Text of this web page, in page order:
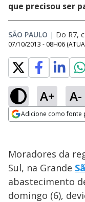
que precisou ser
SÃO PAULO | Do R7,
07/10/2013 - 08H06
A+ A-
Adicione como fonte
Moradores da
Sul, na Grande
abastecimento
domingo (6),